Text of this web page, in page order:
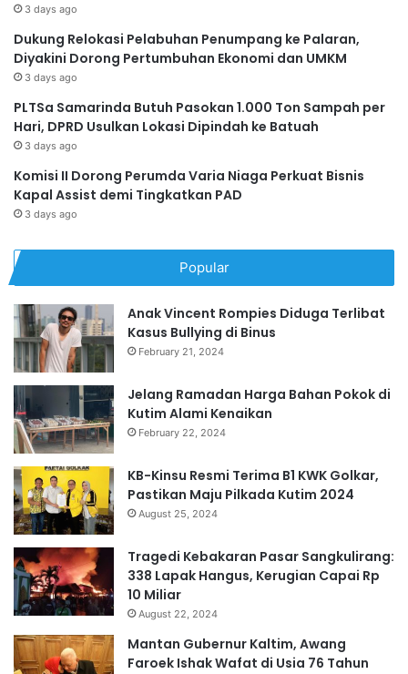
3 days ago
Dukung Relokasi Pelabuhan Penumpang ke Palaran,
Diyakini Dorong Pertumbuhan Ekonomi dan UMKM
3 days ago
PLTSa Samarinda Butuh Pasokan 1.000 Ton Sampah per
Hari, DPRD Usulkan Lokasi Dipindah ke Batuah
3 days ago
Komisi II Dorong Perumda Varia Niaga Perkuat Bisnis
Kapal Assist demi Tingkatkan PAD
3 days ago
Popular
Anak Vincent Rompies Diduga Terlibat
Kasus Bullying di Binus
February 21, 2024
Jelang Ramadan Harga Bahan Pokok di
Kutim Alami Kenaikan
February 22, 2024
KB-Kinsu Resmi Terima B1 KWK Golkar,
Pastikan Maju Pilkada Kutim 2024
August 25, 2024
Tragedi Kebakaran Pasar Sangkulirang:
338 Lapak Hangus, Kerugian Capai Rp
10 Miliar
August 22, 2024
Mantan Gubernur Kaltim, Awang
Faroek Ishak Wafat di Usia 76 Tahun